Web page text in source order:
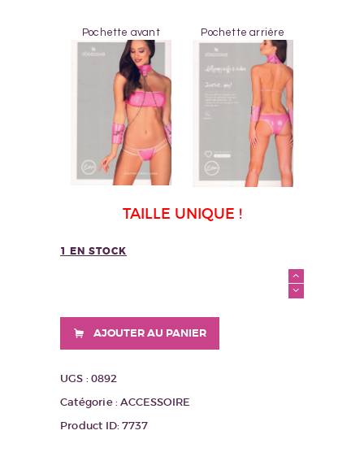
Pochette avant Pochette arrière
TAILLE UNIQUE !
1 EN STOCK
AJOUTER AU PANIER
UGS :0892
Catégorie :ACCESSOIRE
Product ID:7737